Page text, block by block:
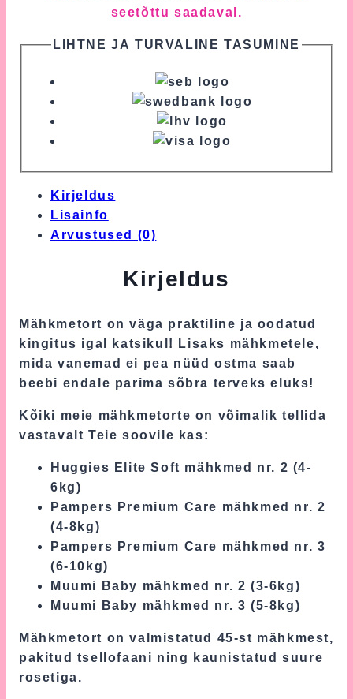
seetõttu saadaval.
LIHTNE JA TURVALINE TASUMINE
Kirjeldus
Lisainfo
Arvustused (0)
Kirjeldus
Mähkmetort on väga praktiline ja oodatud
kingitus igal katsikul! Lisaks mähkmetele,
mida vanemad ei pea nüüd ostma saab
beebi endale parima sõbra terveks eluks!
Kõiki meie mähkmetorte on võimalik tellida
vastavalt Teie soovile kas:
Huggies Elite Soft mähkmed nr. 2 (4-
6kg)
Pampers Premium Care mähkmed nr. 2
(4-8kg)
Pampers Premium Care mähkmed nr. 3
(6-10kg)
Muumi Baby mähkmed nr. 2 (3-6kg)
Muumi Baby mähkmed nr. 3 (5-8kg)
Mähkmetort on valmistatud 45-st mähkmest,
pakitud tsellofaani ning kaunistatud suure
rosetiga.